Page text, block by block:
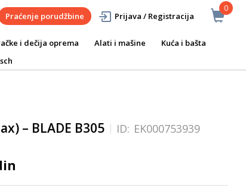
0
Praćenje porudžbine Prijava / Registracija
i dečija oprema Alati i mašine
Kuća i bašta
– BLADE B305 ID: EK000753939